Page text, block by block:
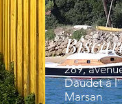
289,
Daudet à l'
Marsan